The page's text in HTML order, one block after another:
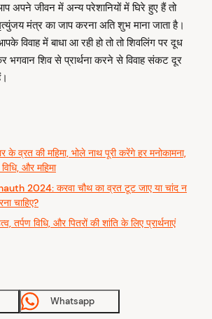
अपने जीवन में अन्य परेशानियों में घिरे हुए हैं तो
मंत्र का जाप करना अति शुभ माना जाता है।
विवाह में बाधा आ रही हो तो तो शिवलिंग पर दूध
भगवान शिव से प्रार्थना करने से विवाह संकट दूर
के व्रत की महिमा, भोले नाथ पूरी करेंगे हर मनोकामना,
और महिमा
2024: करवा चौथ का व्रत टूट जाए या चांद न
चाहिए?
तर्पण विधि, और पितरों की शांति के लिए प्रार्थनाएं
Whatsapp